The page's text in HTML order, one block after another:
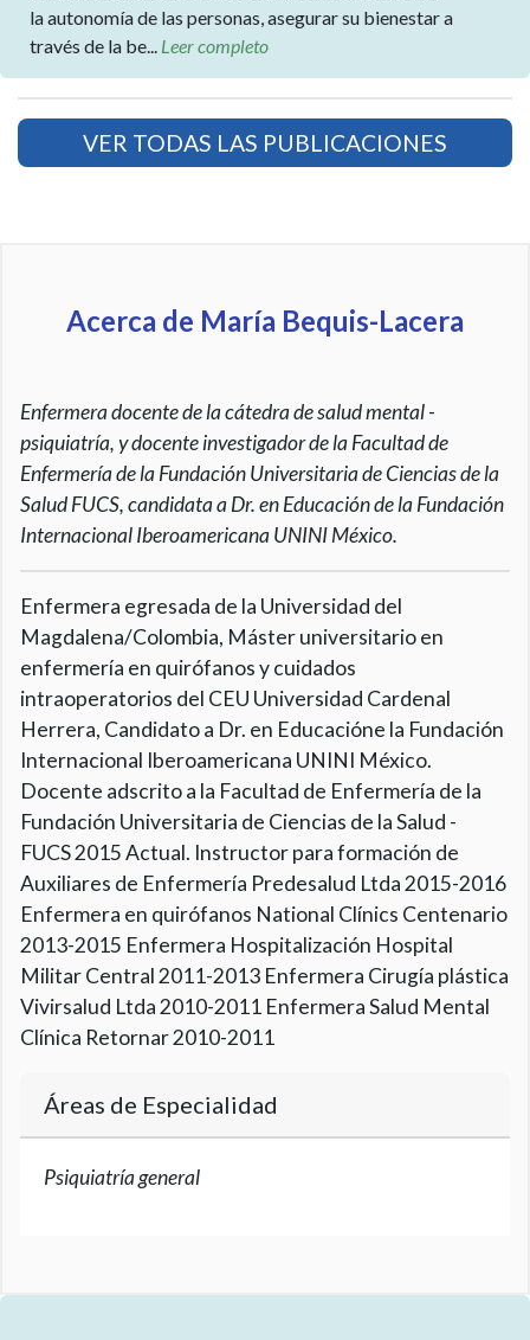
la autonomía de las personas, asegurar su bienestar a
través de la be... Leer completo
VER TODAS LAS PUBLICACIONES
Acerca de María Bequis-Lacera
Enfermera docente de la cátedra de salud mental -
psiquiatría, y docente investigador de la Facultad de
Enfermería de la Fundación Universitaria de Ciencias de la
Salud FUCS, candidata a Dr. en Educación de la Fundación
Internacional Iberoamericana UNINI México.
Enfermera egresada de la Universidad del
Magdalena/Colombia, Máster universitario en
enfermería en quirófanos y cuidados
intraoperatorios del CEU Universidad Cardenal
Herrera, Candidato a Dr. en Educacióne la Fundación
Internacional Iberoamericana UNINI México.
Docente adscrito a la Facultad de Enfermería de la
Fundación Universitaria de Ciencias de la Salud -
FUCS 2015 Actual. Instructor para formación de
Auxiliares de Enfermería Predesalud Ltda 2015-2016
Enfermera en quirófanos National Clínics Centenario
2013-2015 Enfermera Hospitalización Hospital
Militar Central 2011-2013 Enfermera Cirugía plástica
Vivirsalud Ltda 2010-2011 Enfermera Salud Mental
Clínica Retornar 2010-2011
Áreas de Especialidad
Psiquiatría general